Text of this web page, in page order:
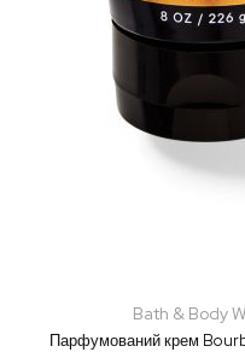
Bath & Body
Парфумований крем